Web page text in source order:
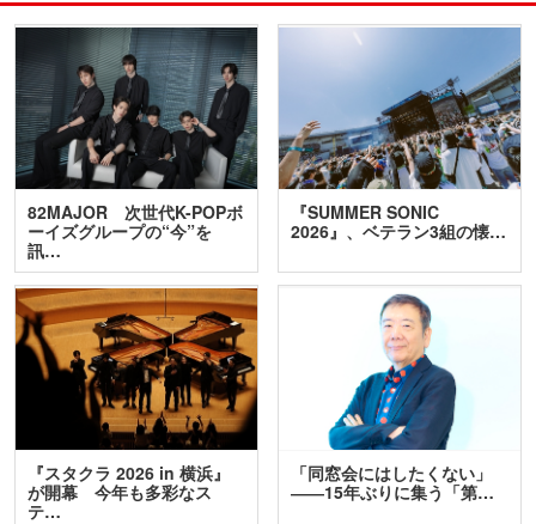
82MAJOR 次世代K-POPボ
ーイズグループの“今”を
訊…
『SUMMER SONIC
2026』、ベテラン3組の懐…
『スタクラ 2026 in 横浜』
が開幕 今年も多彩なス
テ…
「同窓会にはしたくない」
――15年ぶりに集う「第…